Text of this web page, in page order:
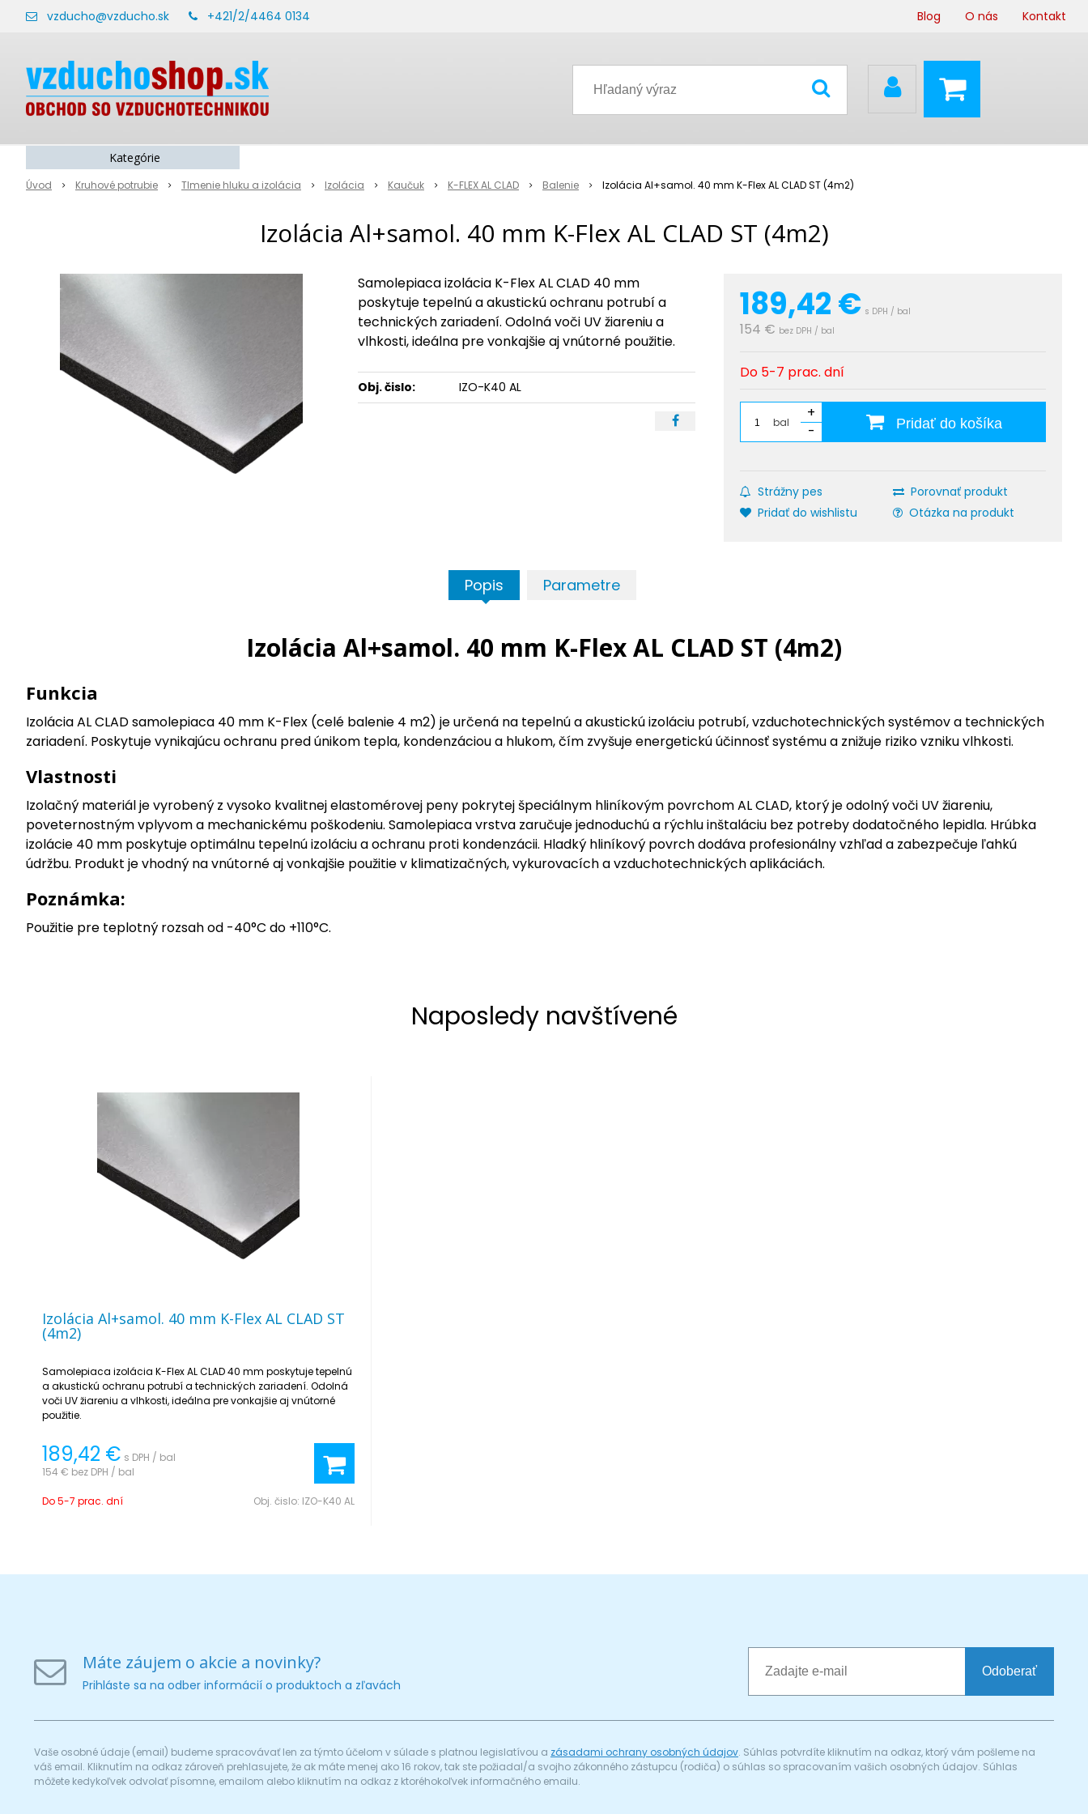
vzducho@vzducho.sk +421/2/4464 0134 Blog O nás Kontakt
Úvod Kruhové potrubie Tlmenie hluku a izolácia Izolácia Kaučuk K-FLEX AL CLAD Balenie Izolácia Al+samol. 40 mm K-Flex AL CLAD ST (4m2)
Izolácia Al+samol. 40 mm K-Flex AL CLAD ST (4m2)
189,42€ s DPH / bal
154 € bez DPH / bal
Do 5-7 prac. dní
bal
+
-
Pridať do košíka
Strážny pes
Porovnať produkt
Pridať do wishlistu
Otázka na produkt
Samolepiaca izolácia K-Flex AL CLAD 40 mm
poskytuje tepelnú a akustickú ochranu potrubí a
technických zariadení. Odolná voči UV žiareniu a
vlhkosti, ideálna pre vonkajšie aj vnútorné použitie.
Obj. čislo: IZO-K40 AL
Popis Parametre
Izolácia Al+samol. 40 mm K-Flex AL CLAD ST (4m2)
Funkcia
Izolácia AL CLAD samolepiaca 40 mm K-Flex (celé balenie 4 m2) je určená na tepelnú a akustickú izoláciu potrubí, vzduchotechnických systémov a technických
zariadení. Poskytuje vynikajúcu ochranu pred únikom tepla, kondenzáciou a hlukom, čím zvyšuje energetickú účinnosť systému a znižuje riziko vzniku vlhkosti.
Vlastnosti
Izolačný materiál je vyrobený z vysoko kvalitnej elastomérovej peny pokrytej špeciálnym hliníkovým povrchom AL CLAD, ktorý je odolný voči UV žiareniu,
poveternostným vplyvom a mechanickému poškodeniu. Samolepiaca vrstva zaručuje jednoduchú a rýchlu inštaláciu bez potreby dodatočného lepidla. Hrúbka
izolácie 40 mm poskytuje optimálnu tepelnú izoláciu a ochranu proti kondenzácii. Hladký hliníkový povrch dodáva profesionálny vzhľad a zabezpečuje ľahkú
údržbu. Produkt je vhodný na vnútorné aj vonkajšie použitie v klimatizačných, vykurovacích a vzduchotechnických aplikáciách.
Poznámka:
Použitie pre teplotný rozsah od -40°C do +110°C.
Naposledy navštívené
Izolácia Al+samol. 40 mm K-Flex AL CLAD ST
(4m2)
Samolepiaca izolácia K-Flex AL CLAD 40 mm poskytuje tepelnú
a akustickú ochranu potrubí a technických zariadení. Odolná
voči UV žiareniu a vlhkosti, ideálna pre vonkajšie aj vnútorné
použitie.
189,42 € s DPH / bal
154 € bez DPH / bal
Do 5-7 prac. dní Obj. čislo: IZO-K40 AL
Kategórie
Máte záujem o akcie a novinky?
Prihláste sa na odber informácií o produktoch a zľavách
Odoberať
Vaše osobné údaje (email) budeme spracovávať len za týmto účelom v súlade s platnou legislatívou a zásadami ochrany osobných údajov. Súhlas potvrdíte kliknutím na odkaz, ktorý vám pošleme na
váš email. Kliknutím na odkaz zároveň prehlasujete, že ak máte menej ako 16 rokov, tak ste požiadal/a svojho zákonného zástupcu (rodiča) o súhlas so spracovaním vašich osobných údajov. Súhlas
môžete kedykoľvek odvolať písomne, emailom alebo kliknutím na odkaz z ktoréhokoľvek informačného emailu.